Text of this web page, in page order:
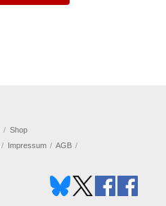
Shop
Impressum
AGB